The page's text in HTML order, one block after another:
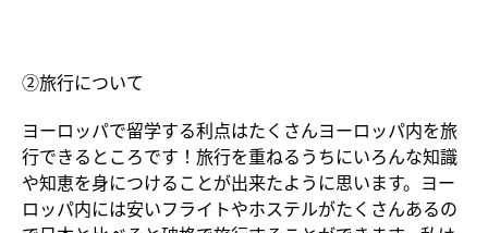
②旅行について
ヨーロッパで留学する利点はたくさんヨーロッパ内を旅
行できるところです！旅行を重ねるうちにいろんな知識
や知恵を身につけることが出来たように思います。ヨー
ロッパ内には安いフライトやホステルがたくさんあるの